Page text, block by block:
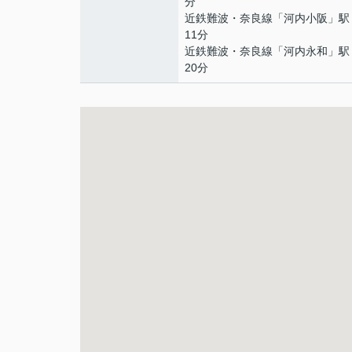
近鉄難波・奈良線 「河内小阪 」
11分
近鉄難波・奈良線 「河内永和 」
20分